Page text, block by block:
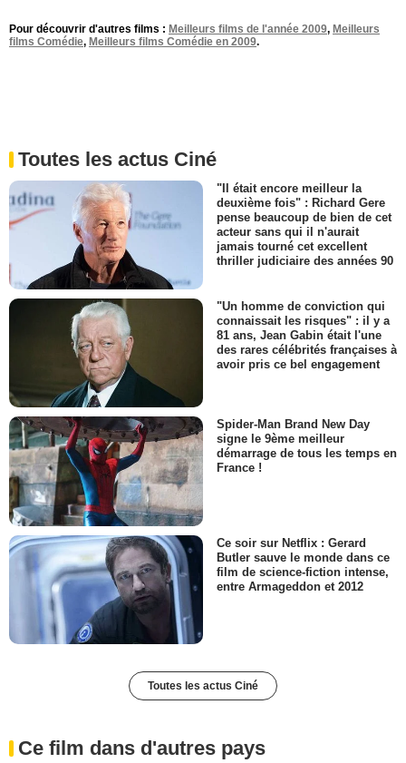
Pour découvrir d'autres films : Meilleurs films de l'année 2009, Meilleurs
films Comédie, Meilleurs films Comédie en 2009.
Toutes les actus Ciné
"Il était encore meilleur la
deuxième fois" : Richard Gere
pense beaucoup de bien de cet
acteur sans qui il n'aurait
jamais tourné cet excellent
thriller judiciaire des années 90
"Un homme de conviction qui
connaissait les risques" : il y a
81 ans, Jean Gabin était l'une
des rares célébrités françaises à
avoir pris ce bel engagement
Spider-Man Brand New Day
signe le 9ème meilleur
démarrage de tous les temps en
France !
Ce soir sur Netflix : Gerard
Butler sauve le monde dans ce
film de science-fiction intense,
entre Armageddon et 2012
Toutes les actus Ciné
Ce film dans d'autres pays